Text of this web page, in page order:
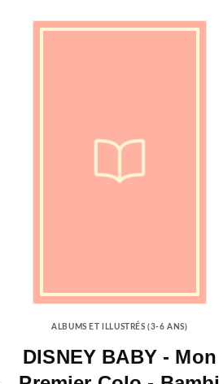
ALBUMS ET ILLUSTRÉS (3-6 ANS)
DISNEY BABY - Mon